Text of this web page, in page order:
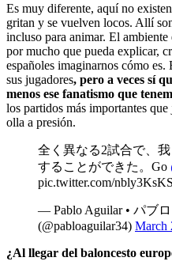
Es muy diferente, aquí no
gritan y se vuelven locos. Allí
incluso para animar. El ambiente
por mucho que pueda explicar,
españoles imaginarnos cómo
sus jugadores, pero a veces sí
menos ese fanatismo que
los partidos más importantes
olla a presión.
全く異なる2試合で、
することができた。Go
pic.twitter.com/
— Pablo Aguilar • パブ
(@pabloaguilar34) March
¿Al llegar del baloncesto